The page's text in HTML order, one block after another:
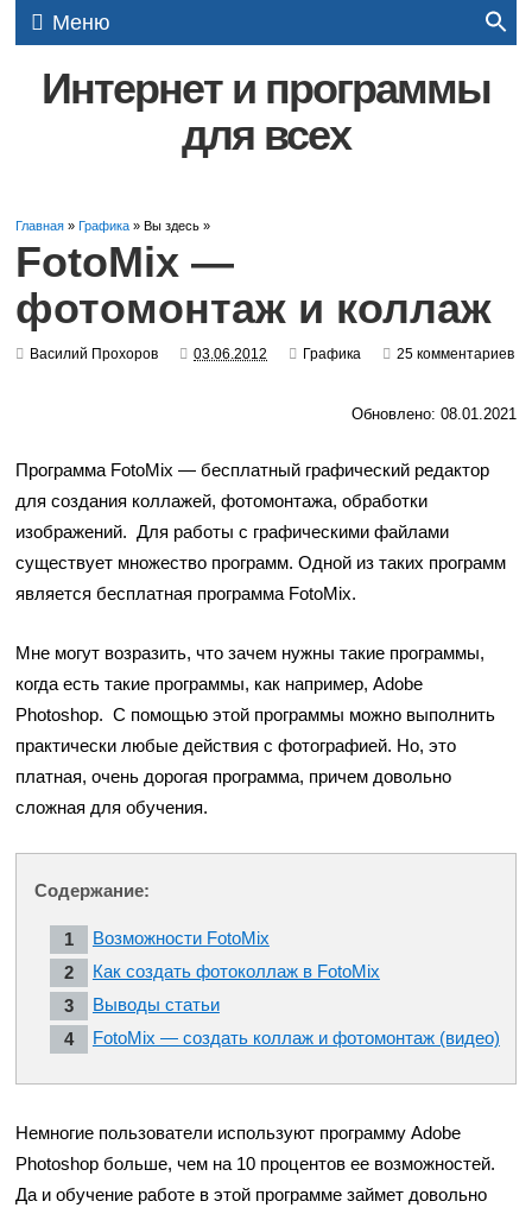
Меню
Интернет и программы
для всех
Главная »Графика » Вы здесь »
FotoMix —
фотомонтаж и коллаж
Василий Прохоров 03.06.2012 Графика 25 комментариев
Обновлено: 08.01.2021
Программа FotoMix — бесплатный графический редактор
для создания коллажей, фотомонтажа, обработки
изображений. Для работы с графическими файлами
существует множество программ. Одной из таких программ
является бесплатная программа FotoMix.
Мне могут возразить, что зачем нужны такие программы,
когда есть такие программы, как например, Adobe
Photoshop. С помощью этой программы можно выполнить
практически любые действия с фотографией. Но, это
платная, очень дорогая программа, причем довольно
сложная для обучения.
Содержание:
Возможности FotoMix
Как создать фотоколлаж в FotoMix
Выводы статьи
FotoMix — создать коллаж и фотомонтаж (видео)
Немногие пользователи используют программу Adobe
Photoshop больше, чем на 10 процентов ее возможностей.
Да и обучение работе в этой программе займет довольно